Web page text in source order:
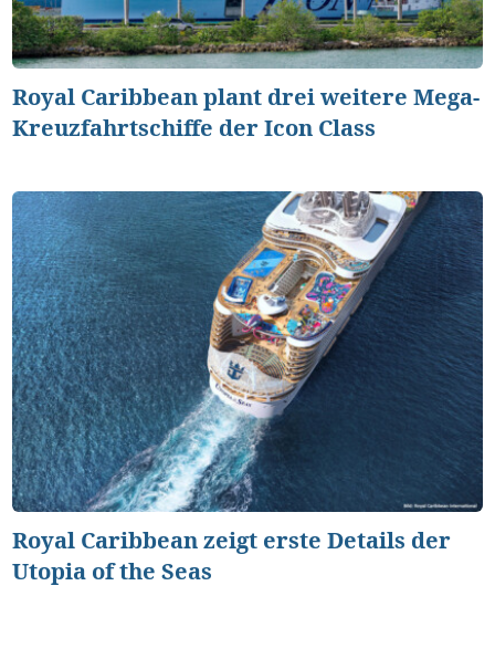
Royal Caribbean plant drei weitere Mega-
Kreuzfahrtschiffe der Icon Class
Royal Caribbean zeigt erste Details der
Utopia of the Seas